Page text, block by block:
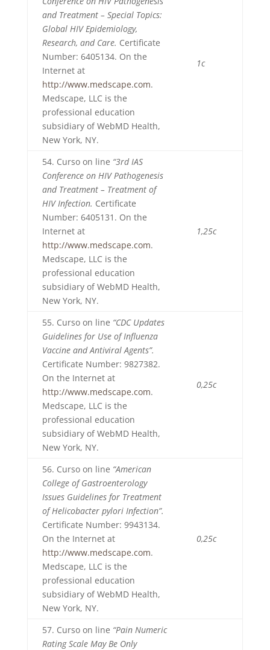
and Treatment – Special Topics:
Global HIV Epidemiology,
Research, and Care. Certificate
Number: 6405134. On the
Internet at
http://www.medscape.com.
Medscape, LLC is the
professional education
subsidiary of WebMD Health,
New York, NY.
1c
54. Curso on line “3rd IAS
Conference on HIV Pathogenesis
and Treatment – Treatment of
HIV Infection. Certificate
Number: 6405131. On the
Internet at
http://www.medscape.com.
Medscape, LLC is the
professional education
subsidiary of WebMD Health,
New York, NY.
1,25c
55. Curso on line “CDC Updates
Guidelines for Use of Influenza
Vaccine and Antiviral Agents”.
Certificate Number: 9827382.
On the Internet at
http://www.medscape.com.
Medscape, LLC is the
professional education
subsidiary of WebMD Health,
New York, NY.
0,25c
56. Curso on line “American
College of Gastroenterology
Issues Guidelines for Treatment
of Helicobacter pylori Infection”.
Certificate Number: 9943134.
On the Internet at
http://www.medscape.com.
Medscape, LLC is the
professional education
subsidiary of WebMD Health,
New York, NY.
0,25c
57. Curso on line “Pain Numeric
Rating Scale May Be Only